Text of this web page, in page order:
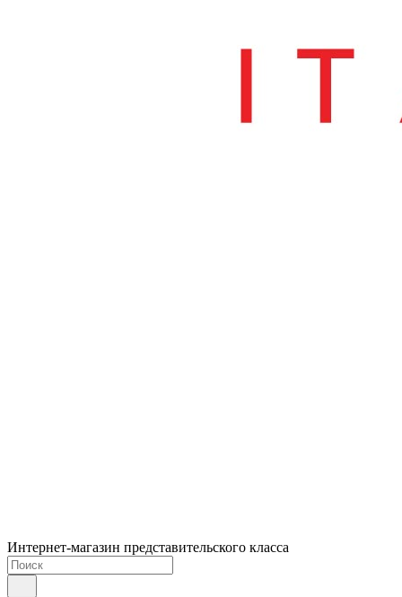
Интернет-магазин представительского класса